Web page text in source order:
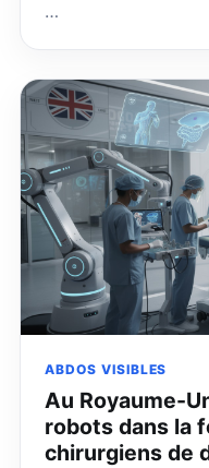
…
ABDOS VISIBLES
Au Royaume-
robots dans la
chirurgiens de